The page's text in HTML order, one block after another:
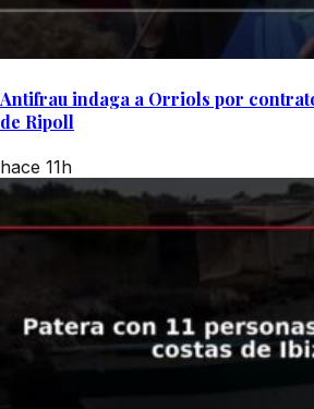
Antifrau indaga a Orriols por
de Ripoll
hace 11h